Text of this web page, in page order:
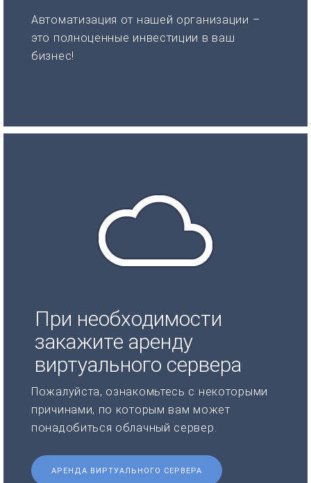
Автоматизация от нашей организации –
это полноценные инвестиции в ваш
бизнес!
При необходимости
закажите аренду
виртуального сервера
Пожалуйста, ознакомьтесь с некоторыми
причинами, по которым вам может
понадобиться облачный сервер.
АРЕНДА ВИРТУАЛЬНОГО СЕРВЕРА